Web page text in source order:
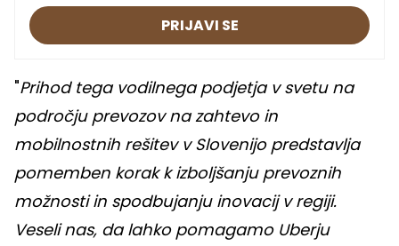
PRIJAVI SE
"Prihod tega vodilnega podjetja v svetu na
področju prevozov na zahtevo in
mobilnostnih rešitev v Slovenijo predstavlja
pomemben korak k izboljšanju prevoznih
možnosti in spodbujanju inovacij v regiji.
Veseli nas, da lahko pomagamo Uberju